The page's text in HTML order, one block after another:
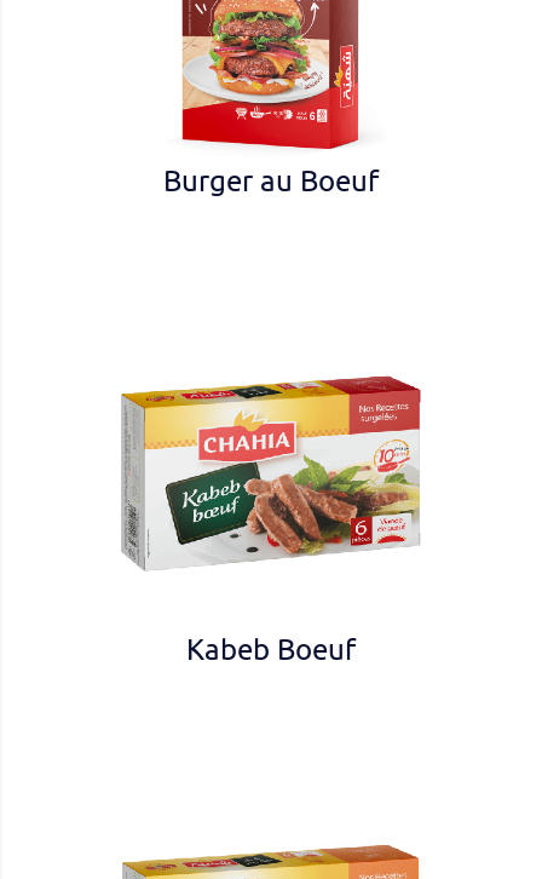
Burger au Boeuf
Kabeb Boeuf